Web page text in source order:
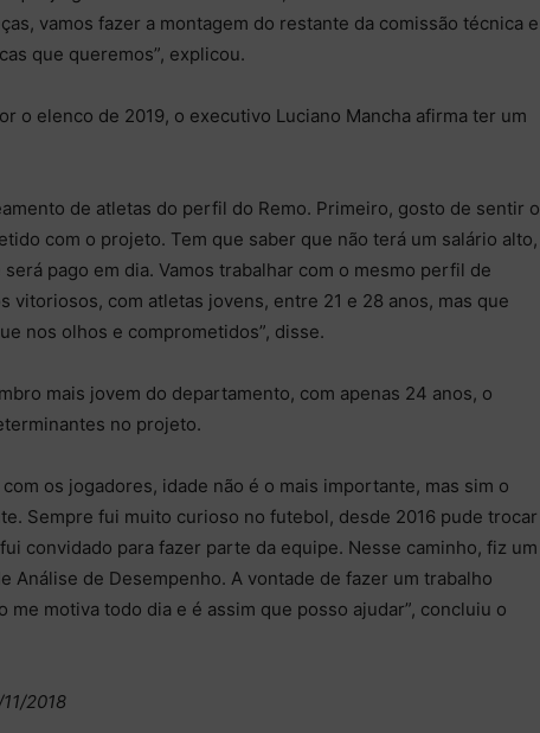
vamos fazer a montagem do restante da comissão técnica e
que queremos”, explicou.
o elenco de 2019, o executivo Luciano Mancha afirma ter um
de atletas do perfil do Remo. Primeiro, gosto de sentir o
com o projeto. Tem que saber que não terá um salário alto,
pago em dia. Vamos trabalhar com o mesmo perfil de
vitoriosos, com atletas jovens, entre 21 e 28 anos, mas que
nos olhos e comprometidos”, disse.
mais jovem do departamento, com apenas 24 anos, o
no projeto.
os jogadores, idade não é o mais importante, mas sim o
Sempre fui muito curioso no futebol, desde 2016 pude trocar
convidado para fazer parte da equipe. Nesse caminho, fiz um
Análise de Desempenho. A vontade de fazer um trabalho
motiva todo dia e é assim que posso ajudar”, concluiu o
2018